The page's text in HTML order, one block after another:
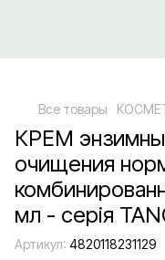
Все товары
КРЕМ
очищения
мл - серія
Артикул: 4820118231129